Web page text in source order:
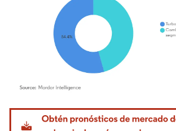
Imagen © Mordor Intelligence. El uso requiere